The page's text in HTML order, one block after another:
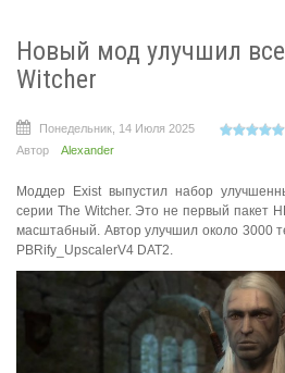
Новый мод улучшил все
Witcher
Понедельник, 14 Июля 2025
Автор
Alexander
Моддер Exist выпустил набор
серии The Witcher. Это не первый пакет
масштабный. Автор улучшил около 3000
PBRify_UpscalerV4 DAT2.